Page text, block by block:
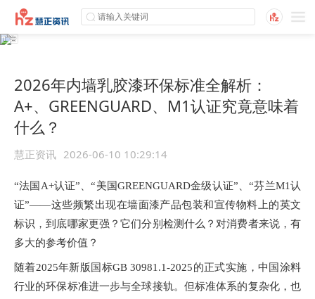
2026年内墙乳胶漆环保标准全解析：
A+、GREENGUARD、M1认证究竟意味着
什么？
慧正资讯 2026-06-10 10:29:14
“法国A+认证”、“美国GREENGUARD金级认证”、“芬兰M1认
证”——这些频繁出现在墙面漆产品包装和宣传物料上的英文
标识，到底哪家更强？它们分别检测什么？对消费者来说，有
多大的参考价值？
随着2025年新版国标GB 30981.1-2025的正式实施，中国涂料
行业的环保标准进一步与全球接轨。但标准体系的复杂化，也